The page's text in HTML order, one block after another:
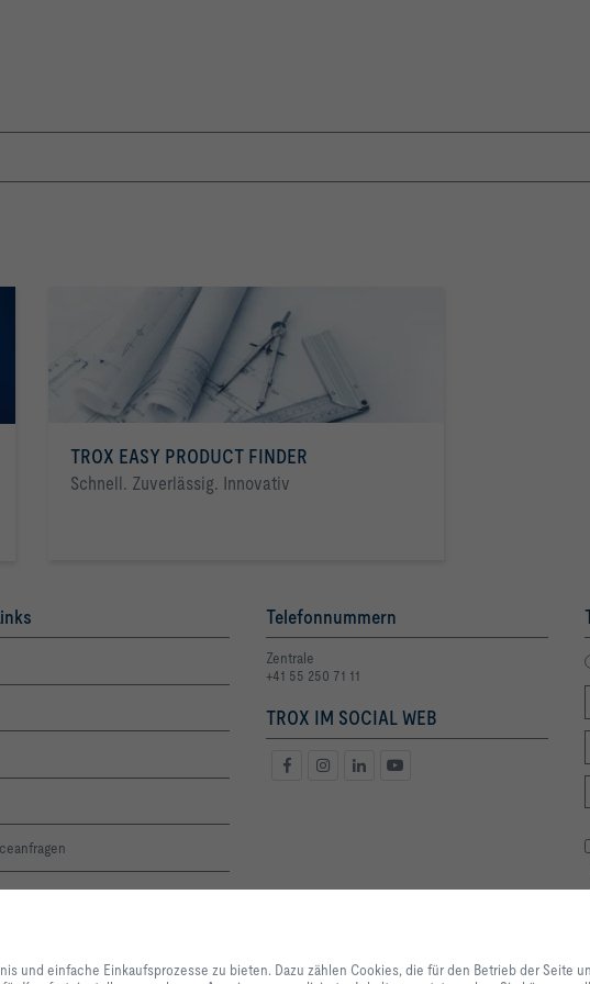
TROX EASY PRODUCT FINDER
Schnell. Zuverlässig. Innovativ
und Preisliste
Telefonnummern
Zentrale
+41 55 250 71 11
TROX IM SOCIAL WEB
unserer Dienstleistungen und Anwendungen notwendig sind, sowie solche, die lediglich zu
und einfache Einkaufsprozesse zu bieten. Dazu zählen Cookies, die für den Betrieb der Seite